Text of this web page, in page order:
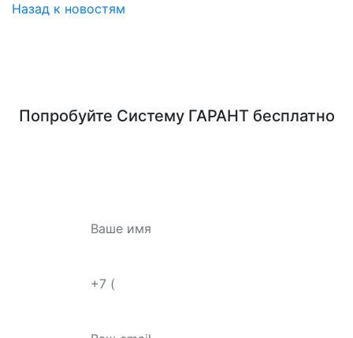
Назад к новостям
Попробуйте Систему ГАРАНТбесплатно